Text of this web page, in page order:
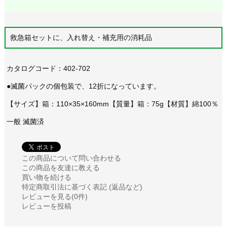
救急箱セットに、入れ替え・補充用の消耗品
カタログコード：402-702
●滅菌パックの個包装で、12折になっています。
【サイズ】箱：110×35×160mm【質量】箱：75g【材質】綿100％
一般 滅菌済
この商品について問い合わせる
この商品を友達に教える
買い物を続ける
特定商取引法に基づく表記 (返品など)
レビューを見る(0件)
レビューを投稿